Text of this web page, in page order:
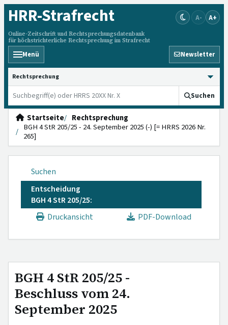
HRR-Strafrecht
Online-Zeitschrift und Rechtsprechungsdatenbank
für höchstrichterliche Rechtsprechung im Strafrecht
A- A+
Menü Newsletter
HRRS durchsuchen
Suchen
Startseite
Rechtsprechung
BGH 4 StR 205/25 - 24. September 2025 (-) [= HRRS 2026 Nr.
265]
Suchen
Entscheidung
BGH 4 StR 205/25:
Druckansicht
PDF-Download
BGH 4 StR 205/25 -
Beschluss vom 24.
September 2025